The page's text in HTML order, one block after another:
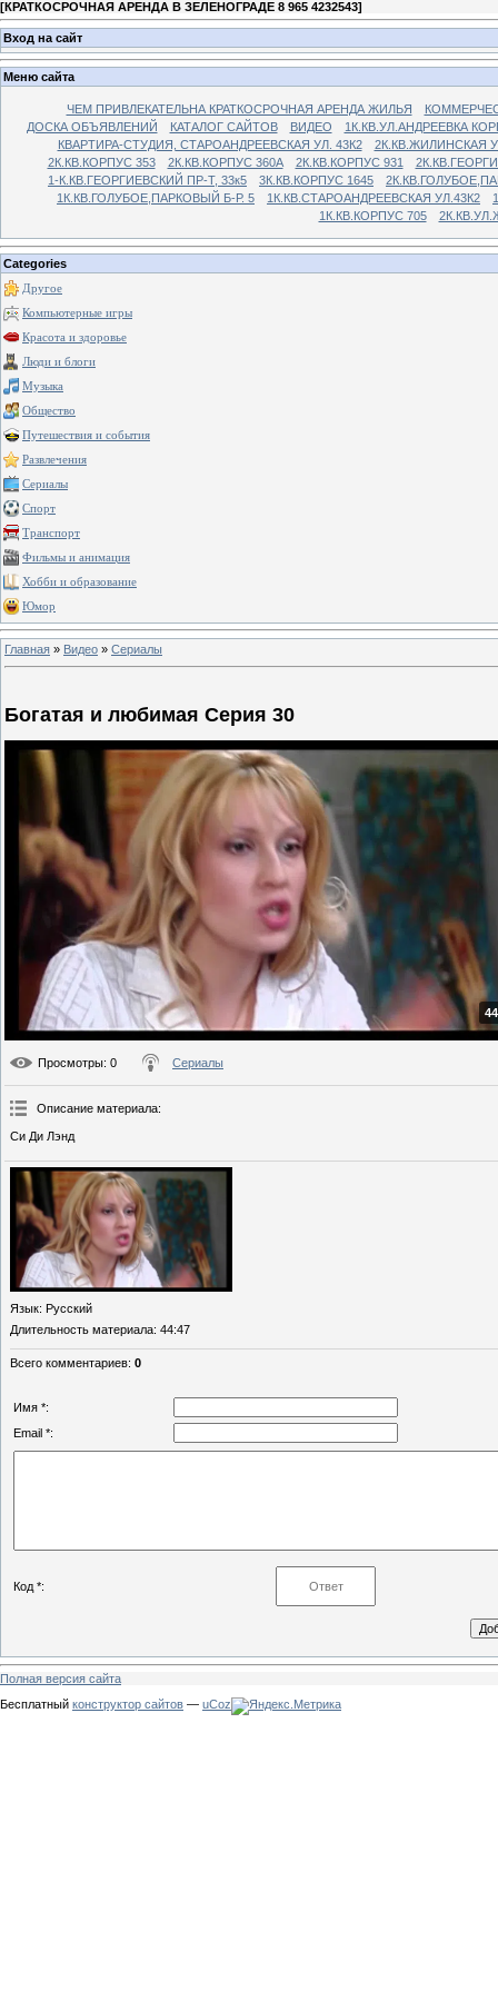
[КРАТКОСРОЧНАЯ АРЕНДА В ЗЕЛЕНОГРАДЕ 8 965 4232543]
Вход на сайт
Меню сайта
ЧЕМ ПРИВЛЕКАТЕЛЬНА КРАТКОСРОЧНАЯ АРЕНДА ЖИЛЬЯ
ДОСКА ОБЪЯВЛЕНИЙ
КАТАЛОГ САЙТОВ ВИДЕО
1К.КВ.УЛ.АНДРЕЕВКА
КВАРТИРА-СТУДИЯ, СТАРОАНДРЕЕВСКАЯ УЛ. 43К2
2К.КВ.ЖИЛИНСКАЯ
2К.КВ.КОРПУС 353
2К.КВ.КОРПУС 360А 2К.КВ.КОРПУС 931
1-К.КВ.ГЕОРГИЕВСКИЙ ПР-Т, 33к5
3К.КВ.КОРПУС 1645
1К.КВ.ГОЛУБОЕ,ПАРКОВЫЙ Б-Р. 5
1К.КВ.СТАРОАНДРЕЕВСКАЯ УЛ.43К2
1К.КВ.КОРПУС 705
Categories
Другое
Компьютерные игры
Красота и здоровье
Люди и блоги
Музыка
Общество
Путешествия и события
Развлечения
Сериалы
Спорт
Транспорт
Фильмы и анимация
Хобби и образование
Юмор
Главная » Видео » Сериалы
Богатая и любимая Серия 30
Просмотры: 0 Сериалы
Описание материала:
Си Ди Лэнд
Язык: Русский
Длительность материала: 44:47
Всего комментариев: 0
Имя *:
Email *:
Код *:
Полная версия сайта
Бесплатный конструктор сайтов — uCoz